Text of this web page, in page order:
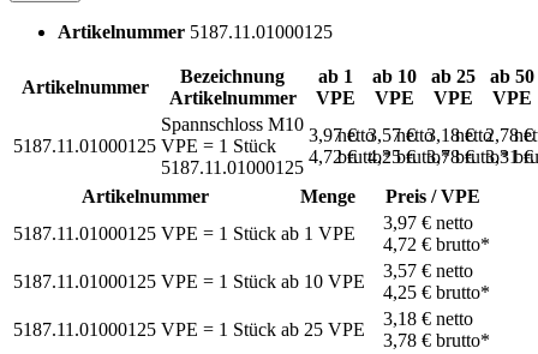
Artikelnummer 5187.11.01000125
Artikelnummer
Bezeichnung
Artikelnummer
ab 1
VPE
ab 10
VPE
ab 25
VPE
ab 50
VPE
5187.11.01000125
Spannschloss M10
VPE = 1 Stück
5187.11.01000125
3,97 €
netto
4,72 €brutto*
3,57 €
netto
4,25 €brutto*
3,18 €
netto
3,78 €brutto*
2,78 €
3,31 €
Artikelnummer
Menge
Preis / VPE
5187.11.01000125 VPE = 1 Stück ab 1 VPE
3,97 €netto
4,72 €brutto*
5187.11.01000125 VPE = 1 Stück ab 10 VPE
3,57 €netto
4,25 €brutto*
5187.11.01000125 VPE = 1 Stück ab 25 VPE
3,18 €netto
3,78 €brutto*